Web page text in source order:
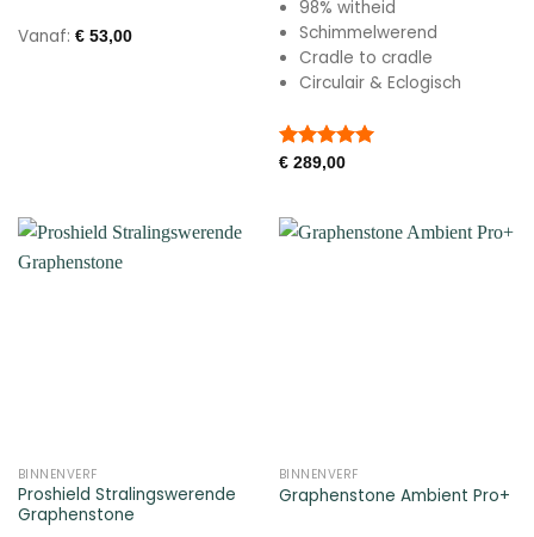
Vanaf: €53,00
98% witheid
Schimmelwerend
Cradle to cradle
Circulair & Eclogisch
Gewaardeerd
€289,00
BINNENVERF
Proshield Stralingswerende
Graphenstone
BINNENVERF
Graphenstone Ambient Pro+